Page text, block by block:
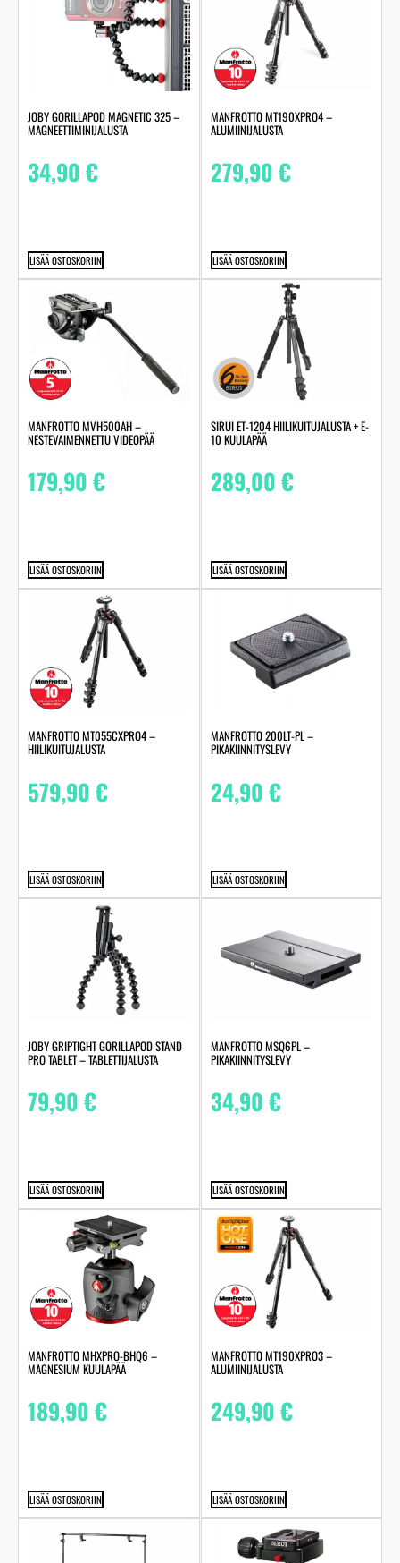
JOBY GORILLAPOD MAGNETIC 325 –
MAGNEETTIMINIJALUSTA
34,90€
LISÄÄ OSTOSKORIIN
MANFROTTO MT190XPRO4 –
ALUMIINIJALUSTA
279,90€
LISÄÄ OSTOSKORIIN
MANFROTTO MVH500AH –
NESTEVAIMENNETTU VIDEOPÄÄ
179,90€
LISÄÄ OSTOSKORIIN
SIRUI ET-1204 HIILIKUITUJALUSTA + E-
10 KUULAPÄÄ
289,00€
LISÄÄ OSTOSKORIIN
MANFROTTO MT055CXPRO4 –
HIILIKUITUJALUSTA
579,90€
LISÄÄ OSTOSKORIIN
MANFROTTO 200LT-PL –
PIKAKIINNITYSLEVY
24,90€
LISÄÄ OSTOSKORIIN
JOBY GRIPTIGHT GORILLAPOD STAND
PRO TABLET – TABLETTIJALUSTA
79,90€
LISÄÄ OSTOSKORIIN
MANFROTTO MSQ6PL –
PIKAKIINNITYSLEVY
34,90€
LISÄÄ OSTOSKORIIN
MANFROTTO MHXPRO-BHQ6 –
MAGNESIUM KUULAPÄÄ
189,90€
LISÄÄ OSTOSKORIIN
MANFROTTO MT190XPRO3 –
ALUMIINIJALUSTA
249,90€
LISÄÄ OSTOSKORIIN